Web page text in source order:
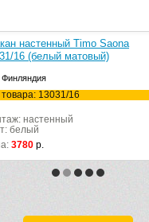
настенный Timo Saona
16 (белый матовый)
Финляндия
товара: 13031/16
настенный
белый
3780 р.